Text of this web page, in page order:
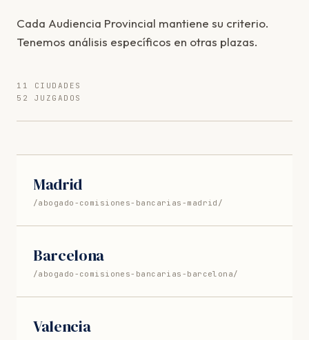
Cada Audiencia Provincial mantiene su criterio.
Tenemos análisis específicos en otras plazas.
11 CIUDADES
52 JUZGADOS
Madrid
/abogado-comisiones-bancarias-madrid/
Barcelona
/abogado-comisiones-bancarias-barcelona/
Valencia